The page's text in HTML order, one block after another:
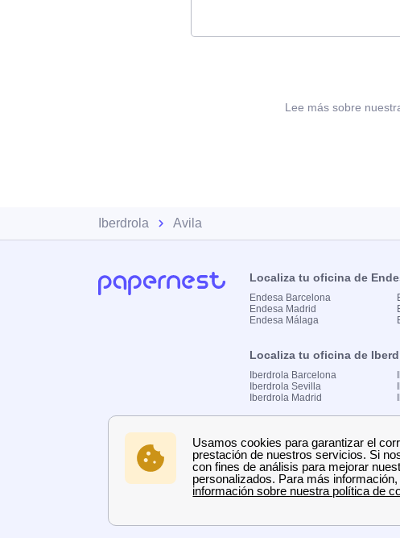
Lee más sobre
Iberdrola Avila
Localiza tu oficina de
Endesa Barcelona
Endesa Madrid
Endesa Málaga
Localiza tu oficina de
Iberdrola Barcelona
Iberdrola Sevilla
Iberdrola Madrid
Naturgy Barcelona
Naturgy Madrid
Naturgy Málaga